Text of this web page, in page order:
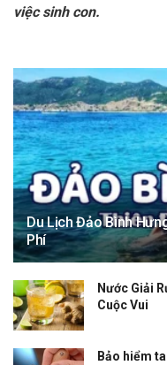
việc sinh con.
Du Lịch Đảo Bình
Phí
Nước Giải
Cuộc Vui
Bảo hiểm